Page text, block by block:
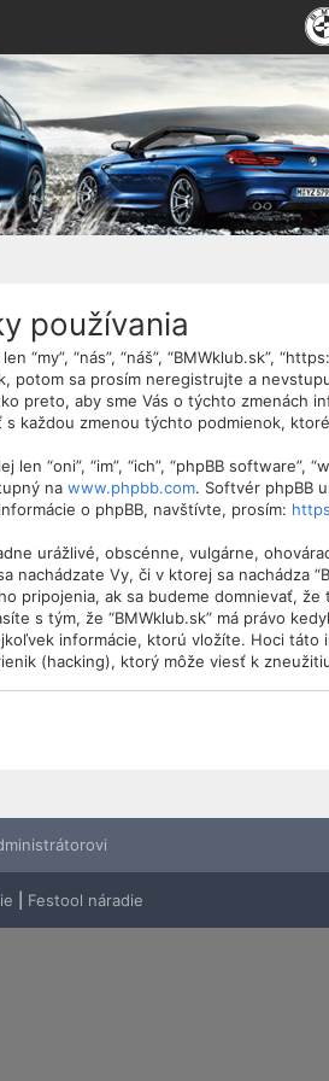
používania
“my”, “nás”, “náš”, “BMWklub.sk”,
potom sa prosím neregistrujte a
preto, aby sme Vás o týchto zmenách
s každou zmenou týchto podmienok,
“oni”, “im”, “ich”, “phpBB
na www.phpbb.com. Softvér phpBB
o phpBB, navštívte, prosím:
urážlivé, obscénne, vulgárne,
Vy, či v ktorej sa nachádza
pripojenia, ak sa budeme domnievať,
s tým, že “BMWklub.sk” má právo
informácie, ktorú vložíte. Hoci
(hacking), ktorý môže viesť k
Festool náradie